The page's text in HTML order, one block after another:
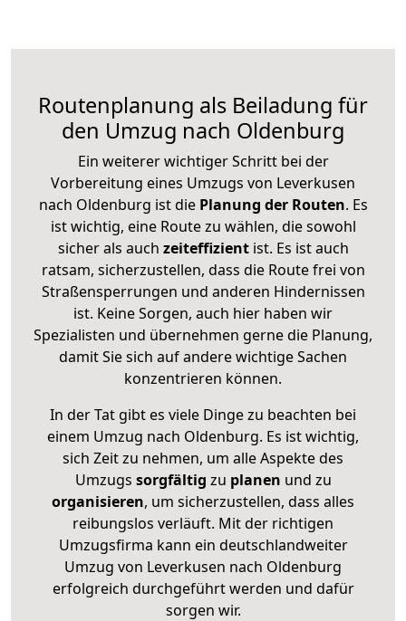
Routenplanung als Beiladung für
den Umzug nach Oldenburg
Ein weiterer wichtiger Schritt bei der
Vorbereitung eines Umzugs von Leverkusen
nach Oldenburg ist diePlanung der Routen. Es
ist wichtig, eine Route zu wählen, die sowohl
sicher als auch zeiteffizientist. Es ist auch
ratsam, sicherzustellen, dass die Route frei von
Straßensperrungen und anderen Hindernissen
ist. Keine Sorgen, auch hier haben wir
Spezialisten und übernehmen gerne die Planung,
damit Sie sich auf andere wichtige Sachen
konzentrieren können.
In der Tat gibt es viele Dinge zu beachten bei
einem Umzug nach Oldenburg. Es ist wichtig,
sich Zeit zu nehmen, um alle Aspekte des
Umzugs sorgfältig zu planen und zu
organisieren, um sicherzustellen, dass alles
reibungslos verläuft. Mit der richtigen
Umzugsfirma kann ein deutschlandweiter
Umzug von Leverkusen nach Oldenburg
erfolgreich durchgeführt werden und dafür
sorgen wir.